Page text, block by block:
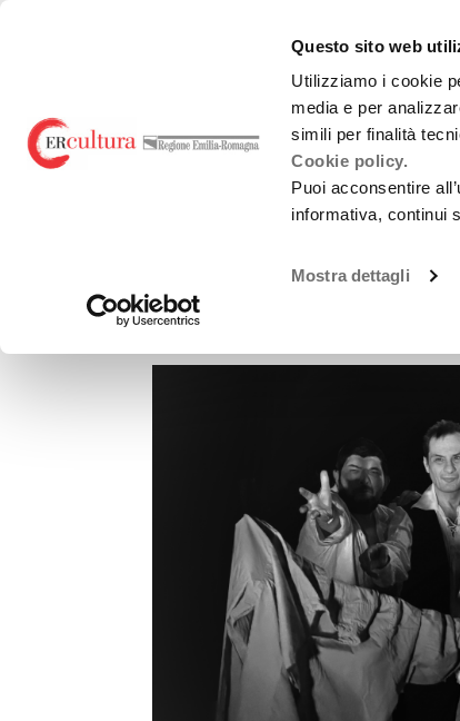
Questo sito web
Utilizziamo i cookie
media e per
simili per finalità
Cookie policy.
Puoi acconsentire
informativa, continui
Mostra dettagli
Torna
Cerca
Salta
Salta
Teatro e danza
Miser Abili